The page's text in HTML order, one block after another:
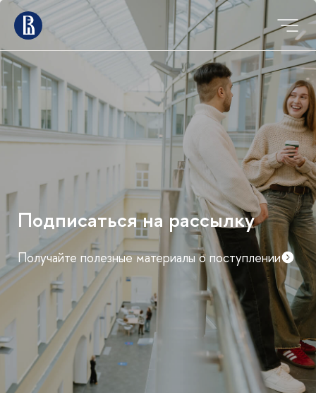
Мероприятия для
абитуриентов магистратуры
График дней открытых дверей и консультаций
факультетов